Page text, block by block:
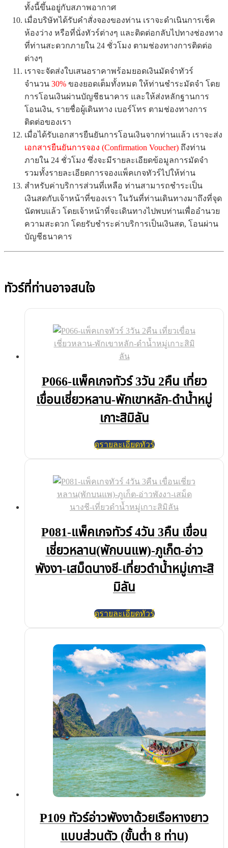
ทั้งนี้ขึ้นอยู่กับสภาพอากาศ
เมื่อบริษัทได้รับคำสั่งจองของท่าน เราจะดำเนินการเช็ค
ห้องว่าง หรือที่นั่งทัวร์ต่างๆ และติดต่อกลับไปทางช่องทาง
ที่ท่านสะดวกภายใน 24 ชั่วโมง ตามช่องทางการติดต่อ
ต่างๆ
เราจะจัดส่งใบเสนอราคาพร้อมยอดเงินมัดจำทัวร์
จำนวน 30% ของยอดเต็มทั้งหมด ให้ท่านชำระมัดจำ โดย
การโอนเงินผ่านบัญชีธนาคาร และให้ส่งหลักฐานการ
โอนเงิน, รายชื่อผู้เดินทาง เบอร์โทร ตามช่องทางการ
ติดต่อของเรา
เมื่อได้รับเอกสารยืนยันการโอนเงินจากท่านแล้ว เราจะส่ง
เอกสารยืนยันการจอง (Confirmation Voucher) ถึงท่าน
ภายใน 24 ชั่วโมง ซึ่งจะมีรายละเอียดข้อมูลการมัดจำ
รวมทั้งรายละเอียดการจองแพ็คเกจทัวร์ไปให้ท่าน
สำหรับค่าบริการส่วนที่เหลือ ท่านสามารถชำระเป็น
เงินสดกับเจ้าหน้าที่ของเรา ในวันที่ท่านเดินทางมาถึงที่จุด
นัดพบแล้ว โดยเจ้าหน้าที่จะเดินทางไปพบท่านเพื่ออำนวย
ความสะดวก โดยรับชำระค่าบริการเป็นเงินสด, โอนผ่าน
บัญชีธนาคาร
ทัวร์ที่ท่านอาจสนใจ
P066-แพ็คเกจทัวร์ 3วัน 2คืน เที่ยว
เขื่อนเชี่ยวหลาน-พักเขาหลัก-ดำน้ำหมู่
เกาะสิมิลัน
ดูรายละเอียดทัวร์
P081-แพ็คเกจทัวร์ 4วัน 3คืน เขื่อน
เชี่ยวหลาน(พักบนแพ)-ภูเก็ต-อ่าว
พังงา-เสม็ดนางชี-เที่ยวดำน้ำหมู่เกาะสิ
มิลัน
ดูรายละเอียดทัวร์
P109 ทัวร์อ่าวพังงาด้วยเรือหางยาว
แบบส่วนตัว (ขั้นต่ำ 8 ท่าน)